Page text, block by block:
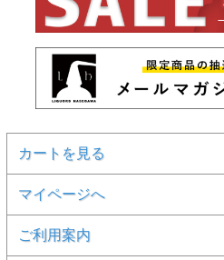
カートを見る
マイページへ
ご利用案内